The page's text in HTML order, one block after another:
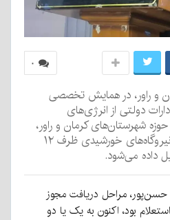
۰
و راور، در همایش تخصصی
برق ادارات دولتی از انرژی‌های
شهرستان‌های کرمان و راور،
زمین مورد نیاز برای احداث نیروگاه‌های خورشیدی ظرف ۱۲
داده می‌شود.
حسن‌پور، مراحل دریافت مجوز
زمین که پیش‌تر نیازمند ۱۶ استعلام بود، اکنون به یک یا دو